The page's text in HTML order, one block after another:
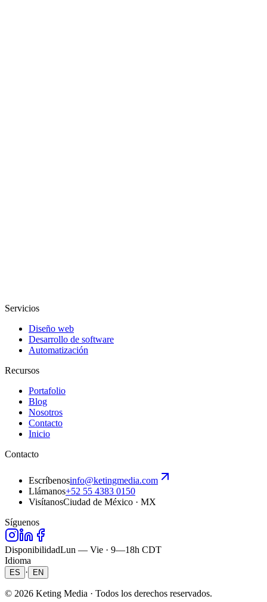
Servicios
Diseño web
Desarrollo de software
Automatización
Recursos
Portafolio
Blog
Nosotros
Contacto
Inicio
Contacto
Escríbenosinfo@ketingmedia.com
Llámanos+52 55 4383 0150
VisítanosCiudad de México · MX
Síguenos
DisponibilidadLun — Vie · 9—18h CDT
Idioma
ES · EN
© 2026 Keting Media · Todos los derechos reservados.